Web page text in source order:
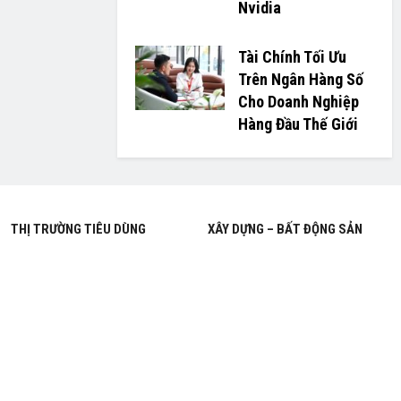
Nvidia
Tài Chính Tối Ưu
Trên Ngân Hàng Số
Cho Doanh Nghiệp
Hàng Đầu Thế Giới
THỊ TRƯỜNG TIÊU DÙNG
XÂY DỰNG – BẤT ĐỘNG SẢN